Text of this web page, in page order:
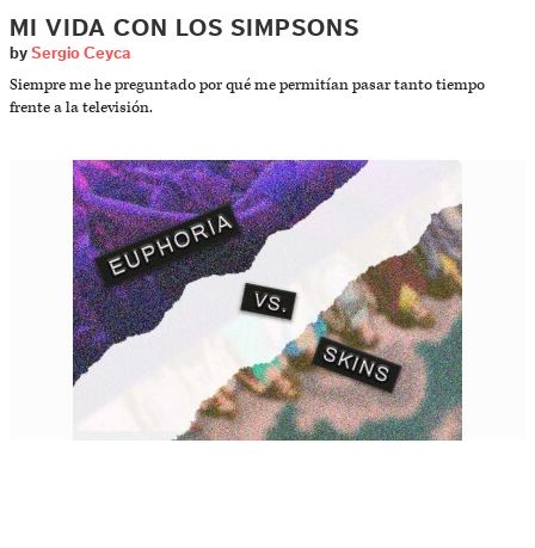
MI VIDA CON LOS SIMPSONS
by Sergio Ceyca
Siempre me he preguntado por qué me permitían pasar tanto tiempo
frente a la televisión.